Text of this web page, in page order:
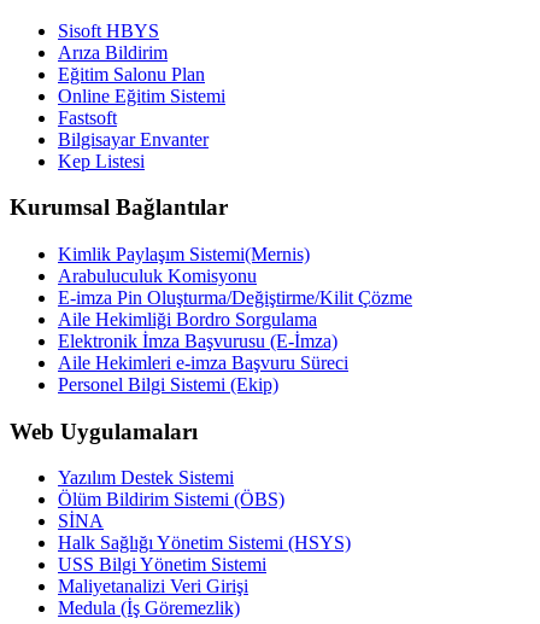
Sisoft HBYS
Arıza Bildirim
Eğitim Salonu Plan
Online Eğitim Sistemi
Fastsoft
Bilgisayar Envanter
Kep Listesi
Kurumsal Bağlantılar
Kimlik Paylaşım Sistemi(Mernis)
Arabuluculuk Komisyonu
E-imza Pin Oluşturma/Değiştirme/Kilit Çözme
Aile Hekimliği Bordro Sorgulama
Elektronik İmza Başvurusu (E-İmza)
Aile Hekimleri e-imza Başvuru Süreci
Personel Bilgi Sistemi (Ekip)
Web Uygulamaları
Yazılım Destek Sistemi
Ölüm Bildirim Sistemi (ÖBS)
SİNA
Halk Sağlığı Yönetim Sistemi (HSYS)
USS Bilgi Yönetim Sistemi
Maliyetanalizi Veri Girişi
Medula (İş Göremezlik)